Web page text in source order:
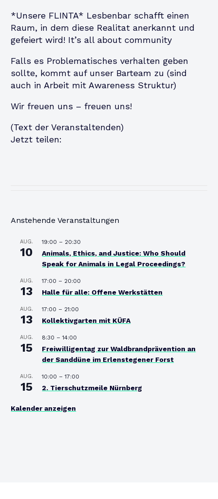
*Unsere FLINTA* Lesbenbar schafft einen
Raum, in dem diese Realitat anerkannt und
gefeiert wird! It’s all about community
Falls es Problematisches verhalten geben
sollte, kommt auf unser Barteam zu (sind
auch in Arbeit mit Awareness Struktur)
Wir freuen uns – freuen uns!
(Text der Veranstaltenden)
Jetzt teilen:
Anstehende Veranstaltungen
AUG.
10
19:00 – 20:30
Animals, Ethics, and Justice: Who Should
Speak for Animals in Legal Proceedings?
AUG.
13
17:00 – 20:00
Halle für alle: Offene Werkstätten
AUG.
13
17:00 – 21:00
Kollektivgarten mit KÜFA
AUG.
15
8:30 –14:00
Freiwilligentag zur Waldbrandprävention an
der Sanddüne im Erlenstegener Forst
AUG.
15
10:00 –17:00
2. Tierschutzmeile Nürnberg
Kalender anzeigen